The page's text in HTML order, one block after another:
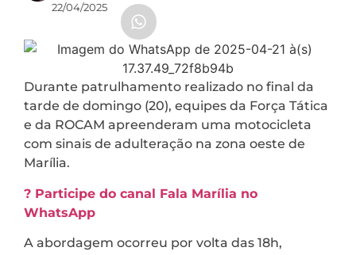
22/04/2025
Durante patrulhamento realizado no final da
tarde de domingo (20), equipes da Força Tática
e da ROCAM apreenderam uma motocicleta
com sinais de adulteração na zona oeste de
Marília.
? Participe do canal Fala Marília no
WhatsApp
A abordagem ocorreu por volta das 18h,